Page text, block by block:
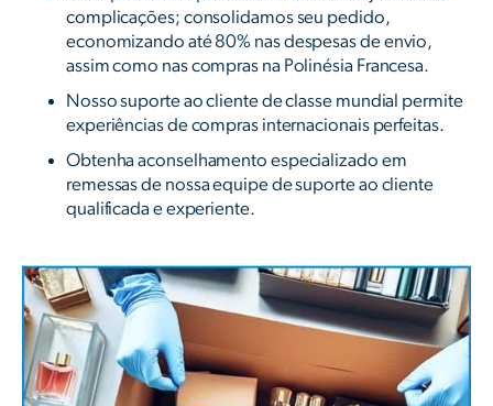
complicações; consolidamos seu pedido,
economizando até 80% nas despesas de envio,
assim como nas compras na Polinésia Francesa.
Nosso suporte ao cliente de classe mundial permite
experiências de compras internacionais perfeitas.
Obtenha aconselhamento especializado em
remessas de nossa equipe de suporte ao cliente
qualificada e experiente.